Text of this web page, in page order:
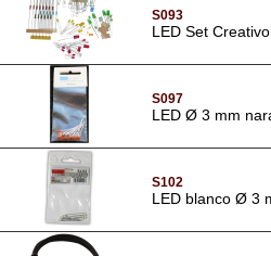
S093
LED Set Creativo
S097
LED Ø 3 mm
S102
LED blanco Ø 3